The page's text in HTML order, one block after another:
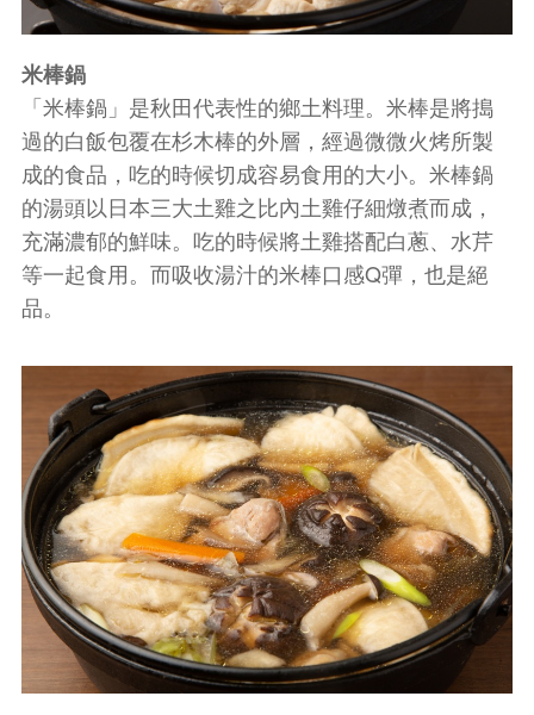
米棒鍋
「米棒鍋」是秋田代表性的鄉土料理。米棒是將搗
過的白飯包覆在杉木棒的外層，經過微微火烤所製
成的食品，吃的時候切成容易食用的大小。米棒鍋
的湯頭以日本三大土雞之比內土雞仔細燉煮而成，
充滿濃郁的鮮味。吃的時候將土雞搭配白蔥、水芹
等一起食用。而吸收湯汁的米棒口感Q彈，也是絕
品。